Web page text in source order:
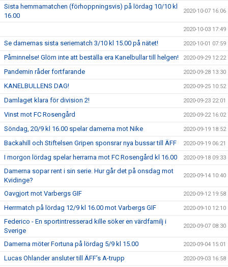
Sista hemmamatchen (förhoppningsvis) på lördag 10/10 kl
16.00
2020-10-07 16:06
2020-10-03 17:49
Se damernas sista seriematch 3/10 kl 15.00 på nätet! 2020-10-01 07:59
Påminnelse! Glöm inte att beställa era Kanelbullar till helgen! 2020-09-29 12:22
Pandemin råder fortfarande 2020-09-28 13:30
KANELBULLENS DAG! 2020-09-25 10:52
Damlaget klara för division 2! 2020-09-23 22:01
Vinst mot FC Rosengård 2020-09-22 16:02
Söndag, 20/9 kl 16.00 spelar damerna mot Nike 2020-09-19 18:52
Backahill och Stiftelsen Gripen sponsrar nya bussar till ÄFF 2020-09-19 06:21
I morgon lördag spelar herrarna mot FC Rosengård kl 16.00 2020-09-18 09:33
Damerna sopar rent i sin serie. Hur går det på onsdag mot
Kvidinge?
2020-09-14 10:40
Oavgjort mot Varbergs GIF 2020-09-12 19:58
Herrmatch på lördag 12/9 kl 16.00 mot Varbergs GIF 2020-09-10 12:10
Federico - En sportintresserad kille söker en värdfamilj i
Sverige
2020-09-07 08:30
Damerna möter Fortuna på lördag 5/9 kl 15.00 2020-09-04 15:01
Lucas Ohlander ansluter till ÄFF’s A-trupp 2020-09-03 16:58